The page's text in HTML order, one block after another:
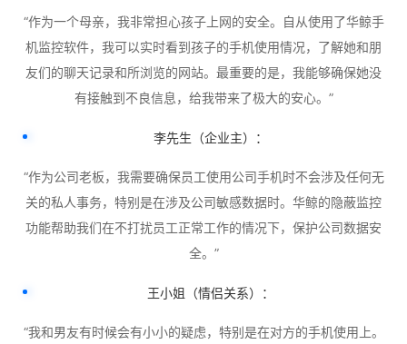
“作为一个母亲，我非常担心孩子上网的安全。自从使用了华鲸手
机监控软件，我可以实时看到孩子的手机使用情况，了解她和朋
友们的聊天记录和所浏览的网站。最重要的是，我能够确保她没
有接触到不良信息，给我带来了极大的安心。”
李先生（企业主）：
“作为公司老板，我需要确保员工使用公司手机时不会涉及任何无
关的私人事务，特别是在涉及公司敏感数据时。华鲸的隐蔽监控
功能帮助我们在不打扰员工正常工作的情况下，保护公司数据安
全。”
王小姐（情侣关系）：
“我和男友有时候会有小小的疑虑，特别是在对方的手机使用上。